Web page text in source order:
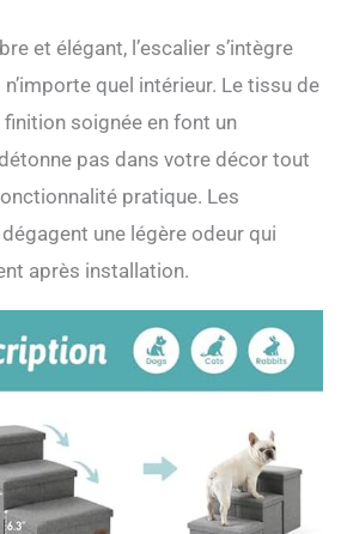
Si vous avez des
questions, n'hésitez pas à
nous contacter!
et élégant, l’escalier s’intègre
quel intérieur. Le tissu de
soignée en font un
pas dans votre décor tout
pratique. Les
une légère odeur qui
après installation.